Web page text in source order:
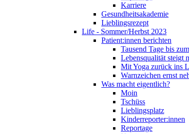
Karriere
Gesundheitsakademie
Lieblingsrezept
Life - Sommer/Herbst 2023
Patient:innen berichten
Tausend Tage bis
Lebensqualität steigt
Mit Yoga zurück ins
Warnzeichen ernst
Was macht eigentlich?
Moin
Tschüss
Lieblingsplatz
Kinderreporter:innen
Reportage